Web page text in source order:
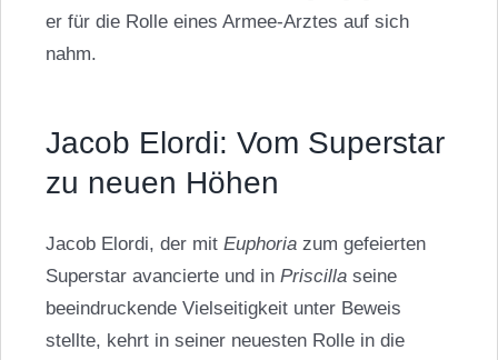
er für die Rolle eines Armee-Arztes auf sich
nahm.
Jacob Elordi: Vom Superstar
zu neuen Höhen
Jacob Elordi, der mit Euphoriazum gefeierten
Superstar avancierte und in Priscillaseine
beeindruckende Vielseitigkeit unter Beweis
stellte, kehrt in seiner neuesten Rolle in die